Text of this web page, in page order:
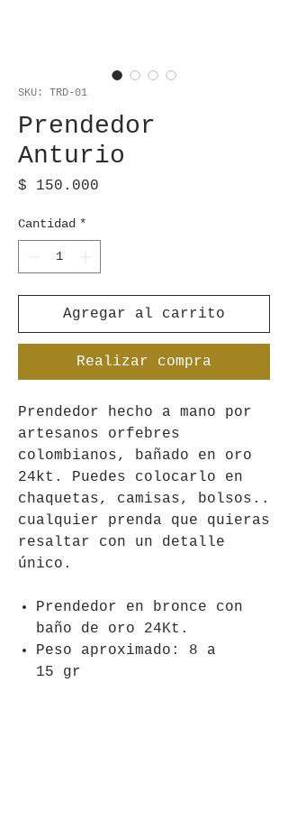
SKU: TRD-01
Prendedor
Anturio
$ 150.000
Cantidad *
Agregar al carrito
Realizar compra
Prendedor hecho a mano por
artesanos orfebres
colombianos, bañado en oro
24kt. Puedes colocarlo en
chaquetas, camisas, bolsos..
cualquier prenda que quieras
resaltar con un detalle
único.
Prendedor en bronce con
baño de oro 24Kt.
Peso aproximado: 8 a
15 gr